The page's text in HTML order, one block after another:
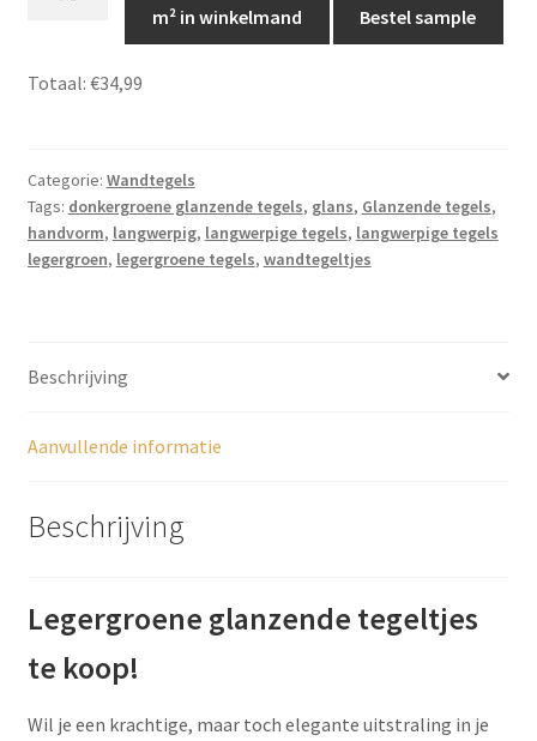
TP112
aantal
m² in winkelmand Bestel sample
Totaal: €34,99
Categorie: Wandtegels
Tags: donkergroene glanzende tegels, glans, Glanzende tegels,
handvorm, langwerpig, langwerpige tegels, langwerpige tegels
legergroen, legergroene tegels, wandtegeltjes
Beschrijving
Aanvullende informatie
Beschrijving
Legergroene glanzende tegeltjes
te koop!
Wil je een krachtige, maar toch elegante uitstraling in je